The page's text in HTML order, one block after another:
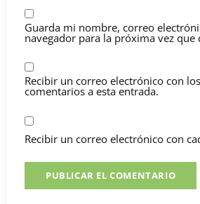
Guarda mi nombre, correo
navegador para la próxima vez que
Recibir un correo electrónico con
comentarios a esta entrada.
Recibir un correo electrónico con